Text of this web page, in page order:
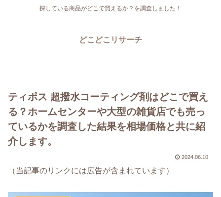
探している商品がどこで買えるか？を調査しました！
どこどこリサーチ
ティポス 超撥水コーティング剤はどこで買え
る？ホームセンターや大型の雑貨店でも売っ
ているかを調査した結果を相場価格と共に紹
介します。
2024.06.10
（当記事のリンクには広告が含まれています）